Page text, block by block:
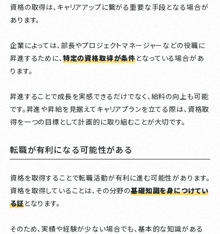
資格の取得は、キャリアアップに繋がる重要な手段となる場合が
あります。
企業によっては、部長やプロジェクトマネージャーなどの役職に
昇進するために、 特定の資格取得が条件となっている場合があ
ります。
昇進することで成長を実感できるだけでなく、給料の向上も可能
です。昇進や昇給を見据えてキャリアプランを立てる際は、資格取
得を一つの目標として計画的に取り組むことが大切です。
転職が有利になる可能性がある
資格を取得することで転職活動が有利に進む可能性があります。
資格を取得していることは、その分野の基礎知識を身につけてい
る証となります。
そのため、実績や経験が少ない場合でも、基本的な知識がある